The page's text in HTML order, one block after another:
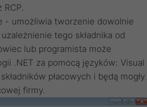
- umożliwia tworzenie dowolnie
tego składnika od
lub programista może
.NET za pomocą języków: Visual
płacowych i będą mogły
firmy.